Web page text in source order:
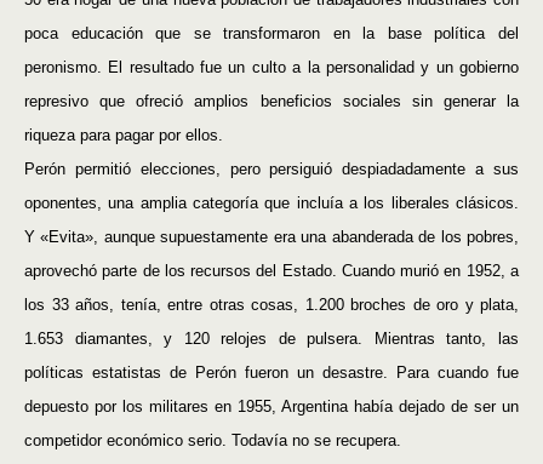
poca educación que se transformaron en la base política del
peronismo. El resultado fue un culto a la personalidad y un gobierno
represivo que ofreció amplios beneficios sociales sin generar la
riqueza para pagar por ellos.
Perón permitió elecciones, pero persiguió despiadadamente a sus
oponentes, una amplia categoría que incluía a los liberales clásicos.
Y «Evita», aunque supuestamente era una abanderada de los pobres,
aprovechó parte de los recursos del Estado. Cuando murió en 1952, a
los 33 años, tenía, entre otras cosas, 1.200 broches de oro y plata,
1.653 diamantes, y 120 relojes de pulsera. Mientras tanto, las
políticas estatistas de Perón fueron un desastre. Para cuando fue
depuesto por los militares en 1955, Argentina había dejado de ser un
competidor económico serio. Todavía no se recupera.